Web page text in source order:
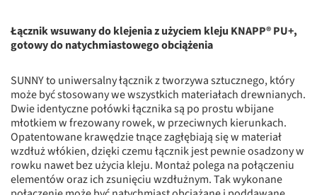
Łącznik wsuwany do klejenia z użyciem kleju KNAPP® PU+,
gotowy do natychmiastowego obciążenia
SUNNY to uniwersalny łącznik z tworzywa sztucznego, który
może być stosowany we wszystkich materiałach drewnianych.
Dwie identyczne połówki łącznika są po prostu wbijane
młotkiem w frezowany rowek, w przeciwnych kierunkach.
Opatentowane krawędzie tnące zagłębiają się w materiał
wzdłuż włókien, dzięki czemu łącznik jest pewnie osadzony w
rowku nawet bez użycia kleju. Montaż polega na połączeniu
elementów oraz ich zsunięciu wzdłużnym. Tak wykonane